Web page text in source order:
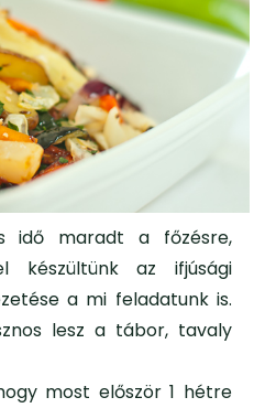
idő maradt a főzésre,
készültünk az ifjúsági
a mi feladatunk is.
lesz a tábor, tavaly
most először 1 hétre